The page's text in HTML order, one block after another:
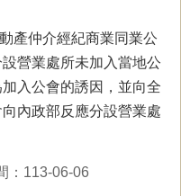
仲介經紀商業同業公
營業處所未加入當地公
入公會的誘因，並向全
內政部反應分設營業處
：113-06-06